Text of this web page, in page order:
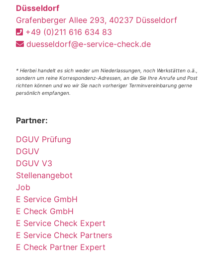
Düsseldorf
Grafenberger Allee 293, 40237 Düsseldorf
+49 (0)211 616 634 83
duesseldorf@e-service-check.de
* Hierbei handelt es sich weder um Niederlassungen, noch Werkstätten o.ä.,
sondern um reine Korrespondenz-Adressen, an die Sie Ihre Anrufe und Post
richten können und wo wir Sie nach vorheriger Terminvereinbarung gerne
persönlich empfangen.
Partner:
DGUV Prüfung
DGUV
DGUV V3
Stellenangebot
Job
E Service GmbH
E Check GmbH
E Service Check Expert
E Service Check Partners
E Check Partner Expert